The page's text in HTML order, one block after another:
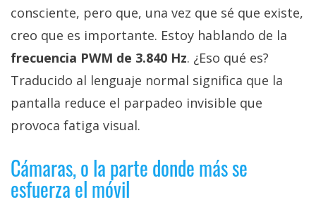
consciente, pero que, una vez que sé que existe,
creo que es importante. Estoy hablando de la
frecuencia PWM de 3.840 Hz. ¿Eso qué es?
Traducido al lenguaje normal significa que la
pantalla reduce el parpadeo invisible que
provoca fatiga visual.
Cámaras, o la parte donde más se
esfuerza el móvil